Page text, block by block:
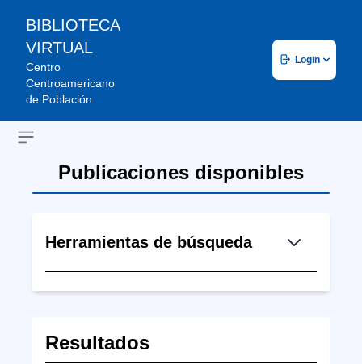
BIBLIOTECA
VIRTUAL
Centro
Centroamericano
de Población
Login
Open sidebar
Publicaciones disponibles
Herramientas de búsqueda
Resultados